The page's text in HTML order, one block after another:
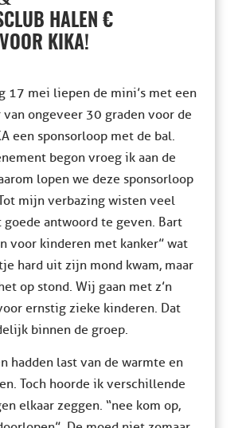
HALEN €
KIKA!
17 mei liepen de mini’s met een
ongeveer 30 graden voor de
een sponsorloop met de bal.
begon vroeg ik aan de
lopen we deze sponsorloop
mijn verbazing wisten veel
goede antwoord te geven. Bart
voor kinderen met kanker” wat
hard uit zijn mond kwam, maar
op stond. Wij gaan met z’n
ernstig zieke kinderen. Dat
binnen de groep.
hadden last van de warmte en
Toch hoorde ik verschillende
elkaar zeggen. “nee kom op,